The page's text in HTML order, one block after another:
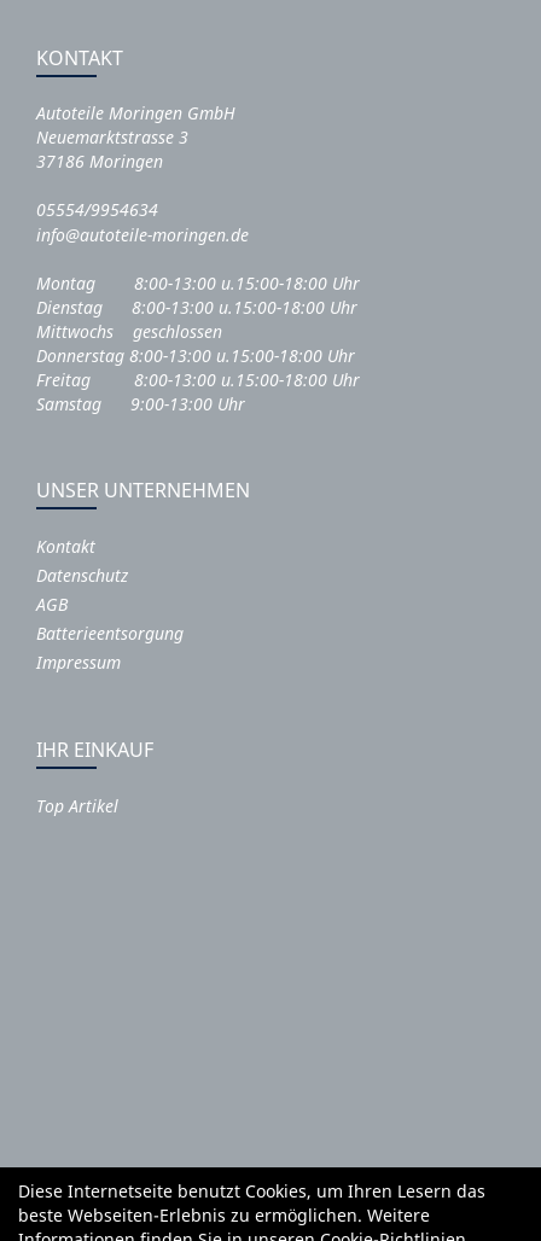
KONTAKT
Autoteile Moringen GmbH
Neuemarktstrasse 3
37186 Moringen
05554/9954634
info@autoteile-moringen.de
Montag 8:00-13:00 u.15:00-18:00 Uhr
Dienstag 8:00-13:00 u.15:00-18:00 Uhr
Mittwochs geschlossen
Donnerstag 8:00-13:00 u.15:00-18:00 Uhr
Freitag 8:00-13:00 u.15:00-18:00 Uhr
Samstag 9:00-13:00 Uhr
UNSER UNTERNEHMEN
Kontakt
Datenschutz
AGB
Batterieentsorgung
Impressum
IHR EINKAUF
Top Artikel
Autoteile und Zubehör E-Roller
Fahrräder
Fahrradzubehör
Fahrradteile Bekleidung
Mietgeräte
Diese Internetseite benutzt Cookies, um Ihren Lesern das
beste Webseiten-Erlebnis zu ermöglichen. Weitere